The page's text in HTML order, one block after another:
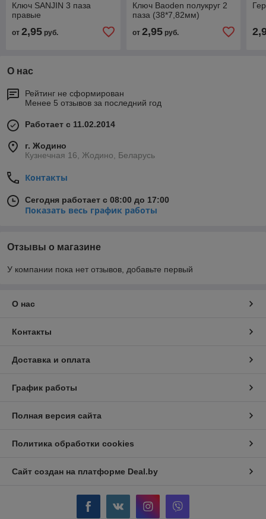
Ключ SANJIN 3 паза
правые
от 2,95 руб.
Ключ Baoden полукруг 2
паза (38*7,82мм)
от 2,95руб.
О нас
Рейтинг не сформирован
Менее 5 отзывов за последний год
Работает с 11.02.2014
г. Жодино
Кузнечная 16, Жодино, Беларусь
Контакты
Сегодня работает с 08:00 до 17:00
Показать весь график работы
Отзывы о магазине
У компании пока нет отзывов, добавьте первый
О нас
Контакты
Доставка и оплата
График работы
Полная версия сайта
Политика обработки cookies
Сайт создан на платформе Deal.by